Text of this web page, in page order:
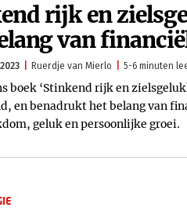
rijk en
van
Ruerdje van Mierlo 5-6 minuten
boek ‘Stinkend rijk en
en benadrukt het belang van
geluk en persoonlijke groei.